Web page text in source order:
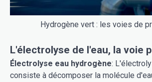
Hydrogène vert : les voies de
L'électrolyse de l'eau, la voie
Électrolyse eau hydrogène:
consiste à décomposer la molécule